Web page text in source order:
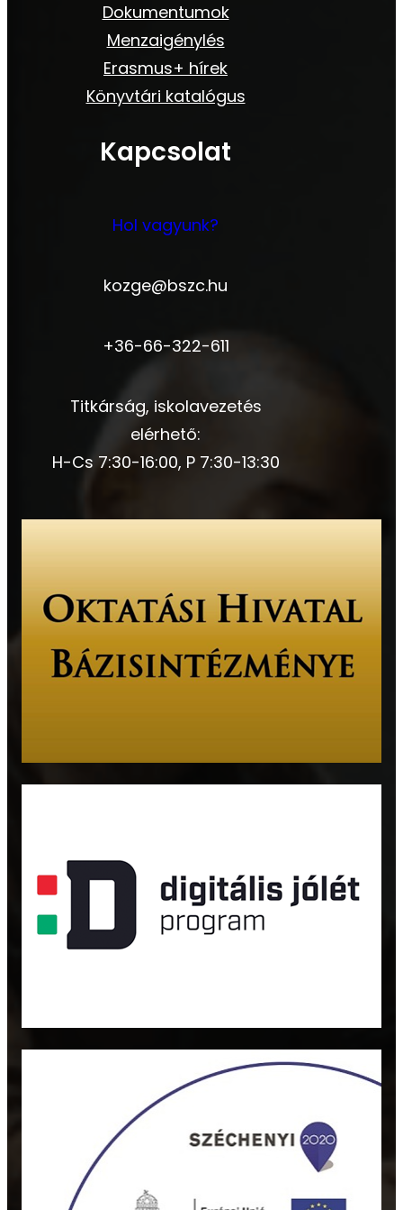
Dokumentumok
Menzaigénylés
Erasmus+ hírek
Könyvtári katalógus
Kapcsolat
Hol vagyunk?
kozge@bszc.hu
+36-66-322-611
Titkárság, iskolavezetés
elérhető:
H-Cs 7:30-16:00, P 7:30-13:30